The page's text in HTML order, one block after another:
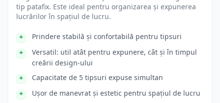
tip patafix. Este ideal pentru organizarea și expunerea
lucrărilor în spațiul de lucru.
Prindere stabilă și confortabilă pentru tipsuri
Versatil: util atât pentru expunere, cât și în timpul
creării design-ului
Capacitate de 5 tipsuri expuse simultan
Ușor de manevrat și estetic pentru spațiul de lucru